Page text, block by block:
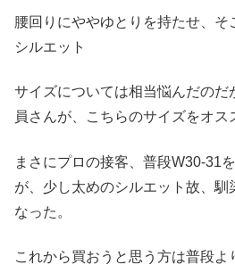
腰回りにややゆとりを持たせ、そ
シルエット
サイズについては相当悩んだのだ
員さんが、こちらのサイズをオス
まさにプロの接客、普段W30-31
が、少し太めのシルエット故、馴
なった。
これから買おうと思う方は普段よ